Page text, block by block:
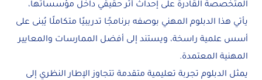
المتخصصة القادرة على إحداث أثر حقيقي داخل مؤسساتها،
يأتي هذا الدبلوم المهني بوصفه برنامجًا تدريبيًا متكاملًا يُبنى على
أسس علمية راسخة، ويستند إلى أفضل الممارسات والمعايير
المهنية المعتمدة.
يمثل الدبلوم تجربة تعليمية متقدمة تتجاوز الإطار النظري إلى